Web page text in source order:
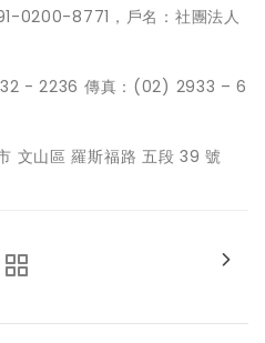
0200-8771，戶名：社團法人
- 2236 傳真：(02) 2933 – 6
文山區 羅斯福路 五段 39 號